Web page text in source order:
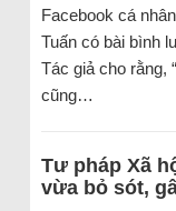
Facebook cá
Tuấn có bài bình
Tác giả cho rằng,
cũng…
Tư pháp Xã
vừa bỏ sót,